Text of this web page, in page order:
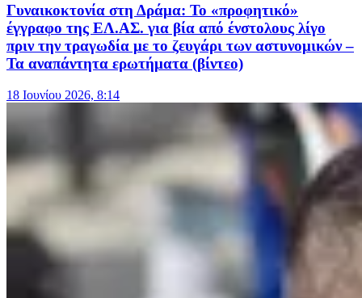
Γυναικοκτονία στη Δράμα: Το «προφητικό»
έγγραφο της ΕΛ.ΑΣ. για βία από ένστολους λίγο
πριν την τραγωδία με το ζευγάρι των αστυνομικών –
Τα αναπάντητα ερωτήματα (βίντεο)
18 Ιουνίου 2026, 8:14